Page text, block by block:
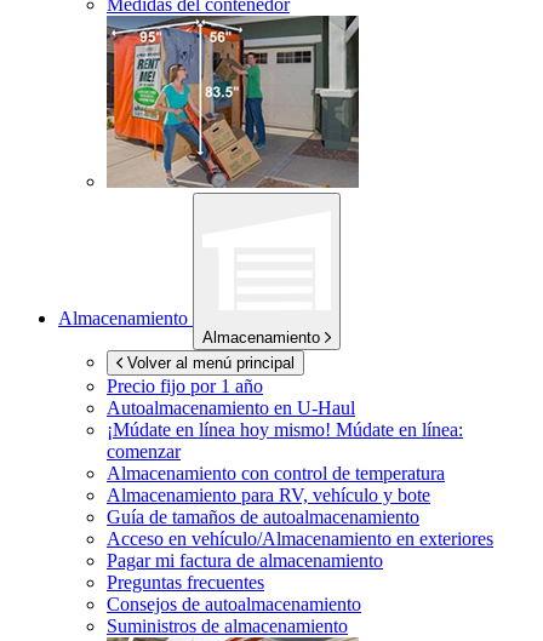
Almacenamiento
Almacenamiento
Volver al menú principal
Precio fijo por 1 año
Autoalmacenamiento en U-Haul
¡Múdate en línea hoy mismo! Múdate en línea:
comenzar
Almacenamiento con control de temperatura
Almacenamiento para RV, vehículo y bote
Guía de tamaños de autoalmacenamiento
Acceso en vehículo/Almacenamiento en exteriores
Pagar mi factura de almacenamiento
Preguntas frecuentes
Consejos de autoalmacenamiento
Suministros de almacenamiento